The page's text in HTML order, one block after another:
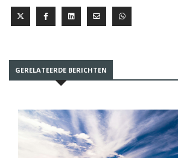
GERELATEERDE BERICHTEN